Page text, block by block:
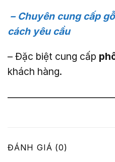
– Chuyên cung cấp
cách yêu cầu
– Đặc biệt cung cấp
khách hàng.
ĐÁNH GIÁ (0)